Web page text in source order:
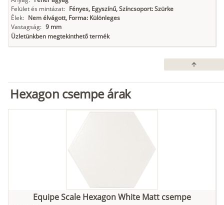
Felület és mintázat: Fényes, Egyszínű, Színcsoport: Szürke
Élek: Nem élvágott, Forma: Különleges
Vastagság: 9 mm
Üzletünkben megtekinthető termék
arrow_upward
Hexagon csempe árak
Equipe Scale Hexagon White Matt csempe